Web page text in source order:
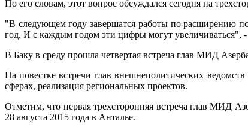
По его словам, этот вопрос обсуждался сегодня на
"В следующем году завершатся работы по расширению
год. И с каждым годом эти цифры могут увеличиваться", -
В Баку в среду прошла четвертая встреча глав МИД
На повестке встречи глав внешнеполитических
сферах, реализация региональных проектов.
Отметим, что первая трехсторонняя встреча глав МИД
28 августа 2015 года в Анталье.